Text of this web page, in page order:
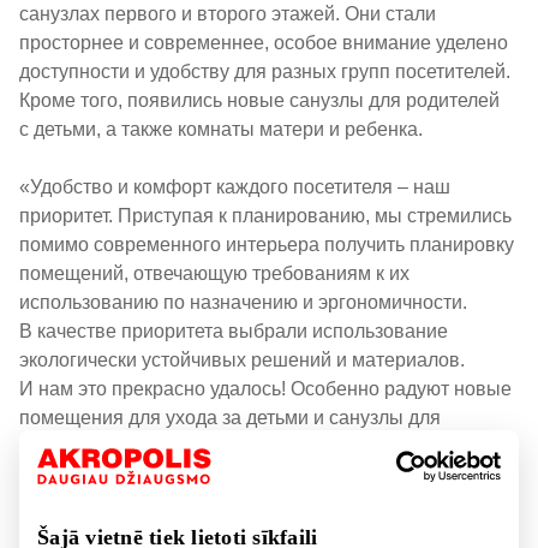
Šajā vietnē tiek lietoti sīkfaili
санузлах первого и второго этажей. Они стали
просторнее и современнее, особое внимание уделено
доступности и удобству для разных групп посетителей.
Кроме того, появились новые санузлы для родителей
с детьми, а также комнаты матери и ребенка.
«Удобство и комфорт каждого посетителя – наш
приоритет. Приступая к планированию, мы стремились
помимо современного интерьера получить планировку
помещений, отвечающую требованиям к их
использованию по назначению и эргономичности.
В качестве приоритета выбрали использование
экологически устойчивых решений и материалов.
И нам это прекрасно удалось! Особенно радуют новые
помещения для ухода за детьми и санузлы для
родителей с детьми, которые теперь есть на каждом
этаже торгового центра. Общее количество санитарно-
в дальнейшем уменьшить образование потенциальных